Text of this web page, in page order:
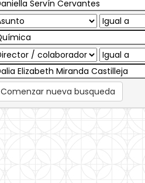
Comenzar nueva busqueda